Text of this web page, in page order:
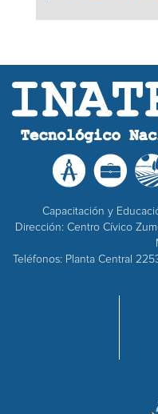
Capacitación y
Dirección: Centro Cívico
Teléfonos: Planta Central